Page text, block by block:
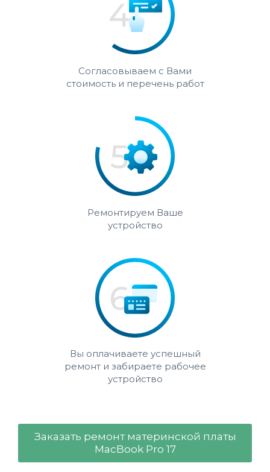
Согласовываем с Вами
стоимость и перечень работ
Ремонтируем Ваше
устройство
Вы оплачиваете успешный
ремонт и забираете рабочее
устройство
Заказать ремонт материнской платы
MacBook Pro 17